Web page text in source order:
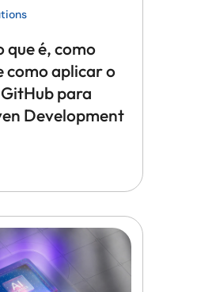
que é, como
como aplicar o
para
Development